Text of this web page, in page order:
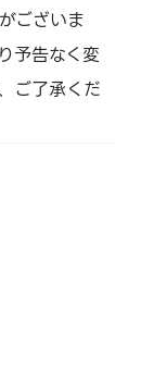
ございま
予告なく変
ご了承くだ